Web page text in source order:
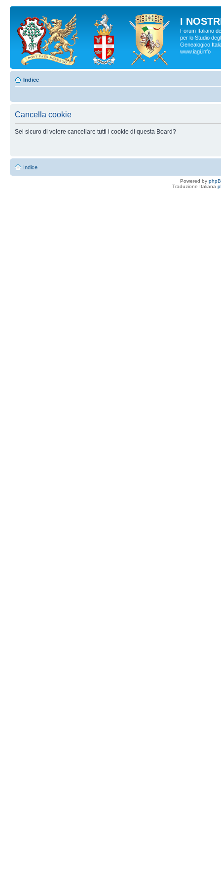
I
Forum Italiano
per lo Studio
Genealogico
www.iagi.info
Indice
Cancella cookie
Sei sicuro di volere cancellare tutti i cookie di questa Board?
Indice
Powered by
Traduzione Italiana